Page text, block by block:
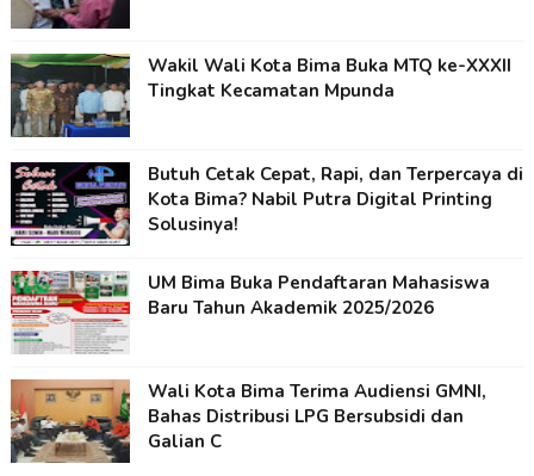
Wakil Wali Kota Bima Buka MTQ ke-XXXII
Tingkat Kecamatan Mpunda
Butuh Cetak Cepat, Rapi, dan Terpercaya di
Kota Bima? Nabil Putra Digital Printing
Solusinya!
UM Bima Buka Pendaftaran Mahasiswa
Baru Tahun Akademik 2025/2026
Wali Kota Bima Terima Audiensi GMNI,
Bahas Distribusi LPG Bersubsidi dan
Galian C